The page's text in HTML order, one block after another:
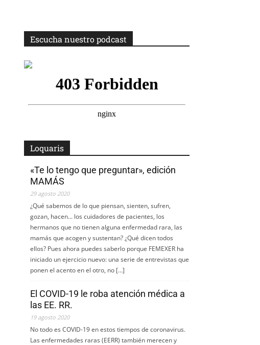
Escucha nuestro podcast
Loquaris
«Te lo tengo que preguntar», edición
MAMÁS
29 agosto 2020
¿Qué sabemos de lo que piensan, sienten, sufren,
gozan, hacen... los cuidadores de pacientes, los
hermanos que no tienen alguna enfermedad rara, las
mamás que acogen y sustentan? ¿Qué dicen todos
ellos? Pues ahora puedes saberlo porque FEMEXER ha
iniciado un ejercicio nuevo: una serie de entrevistas que
ponen el acento en el otro, no […]
El COVID-19 le roba atención médica a
las EE. RR.
19 agosto 2020
No todo es COVID-19 en estos tiempos de coronavirus.
Las enfermedades raras (EERR) también merecen y